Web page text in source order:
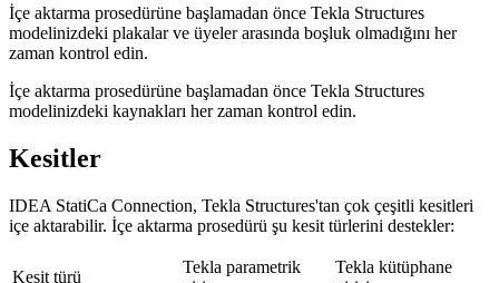
İçe aktarma prosedürüne başlamadan önce Tekla Structures
modelinizdeki plakalar ve üyeler arasında boşluk olmadığını her
zaman kontrol edin.
İçe aktarma prosedürüne başlamadan önce Tekla Structures
modelinizdeki kaynakları her zaman kontrol edin.
Kesitler
IDEA StatiCa Connection, Tekla Structures'tan çok çeşitli kesitleri
içe aktarabilir. İçe aktarma prosedürü şu kesit türlerini destekler:
Kesit türü
Tekla parametrik
Tekla kütüphane